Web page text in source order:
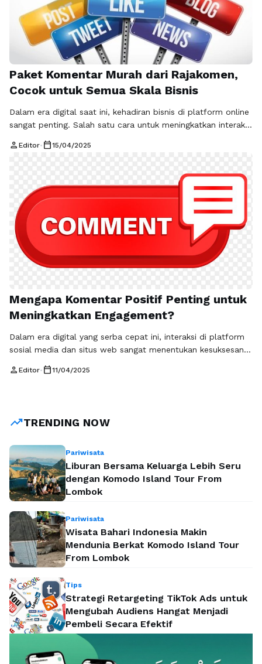
Paket Komentar Murah dari Rajakomen,
Cocok untuk Semua Skala Bisnis
Dalam era digital saat ini, kehadiran bisnis di platform online
sangat penting. Salah satu cara untuk meningkatkan interaksi
ditawarkan adalah melalui komentar dari pengguna.
menawarkan yang disebut paket komentar, yang cocok untuk
semua skala bisnis, dari bisnis kecil hingga perusahaan besar.
Melalui …Baca Selengkapnya
person Editor• calendar_today15/04/2025
Mengapa Komentar Positif Penting untuk
Meningkatkan Engagement?
Dalam era digital yang serba cepat ini, interaksi di platform
sosial media dan situs web sangat menentukan kesuksesan
peran penting dalam menciptakan interaksi yang berarti
… Baca Selengkapnya
person Editor• calendar_today11/04/2025
trending_upTRENDING NOW
Pariwisata
Liburan Bersama Keluarga Lebih Seru
dengan Komodo Island Tour From
Lombok
Pariwisata
Wisata Bahari Indonesia Makin
Mendunia Berkat Komodo Island Tour
From Lombok
Tips
Strategi Retargeting TikTok Ads untuk
Mengubah Audiens Hangat Menjadi
Pembeli Secara Efektif